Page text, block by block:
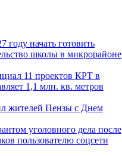
году начать готовить
школы в микрорайоне
11 проектов КРТ в
1,1 млн. кв. метров
жителей Пензы с Днем
уголовного дела после
пользователю соцсети